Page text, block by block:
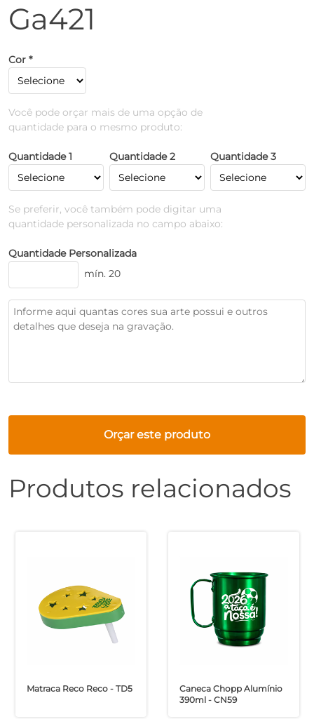
Ga421
Cor *
Você pode orçar mais de uma opção de
quantidade para o mesmo produto:
Quantidade 1 Quantidade 2 Quantidade 3
Se preferir, você também pode digitar uma
quantidade personalizada no campo abaixo:
Quantidade Personalizada
mín. 20
Orçar este produto
Produtos relacionados
Matraca Reco Reco - TD5
Caneca Chopp Alumínio
390ml - CN59